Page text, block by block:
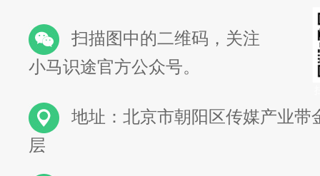
扫描图中的二维码，关注
小马识途官方公众号。
地址：北京市朝阳区传媒产业带
层